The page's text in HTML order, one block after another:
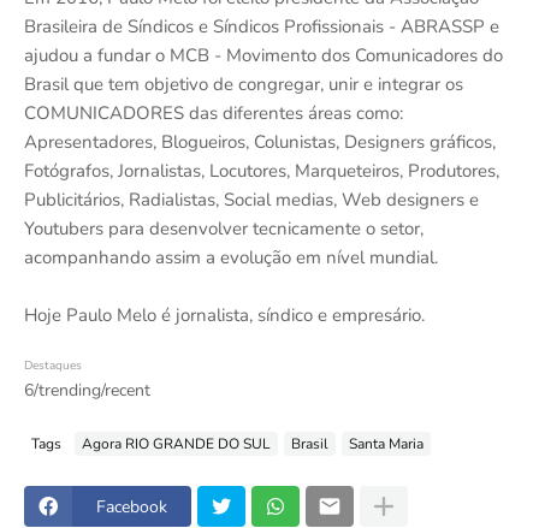
Brasileira de Síndicos e Síndicos Profissionais - ABRASSP e
ajudou a fundar o MCB - Movimento dos Comunicadores do
Brasil que tem objetivo de congregar, unir e integrar os
COMUNICADORES das diferentes áreas como:
Apresentadores, Blogueiros, Colunistas, Designers gráficos,
Fotógrafos, Jornalistas, Locutores, Marqueteiros, Produtores,
Publicitários, Radialistas, Social medias, Web designers e
Youtubers para desenvolver tecnicamente o setor,
acompanhando assim a evolução em nível mundial.
Hoje Paulo Melo é jornalista, síndico e empresário.
Destaques
6/trending/recent
Tags Agora RIO GRANDE DO SUL Brasil Santa Maria
Facebook